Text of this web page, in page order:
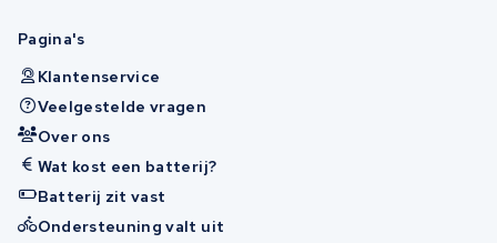
Pagina's
Klantenservice
Veelgestelde vragen
Over ons
Wat kost een batterij?
Batterij zit vast
Ondersteuning valt uit